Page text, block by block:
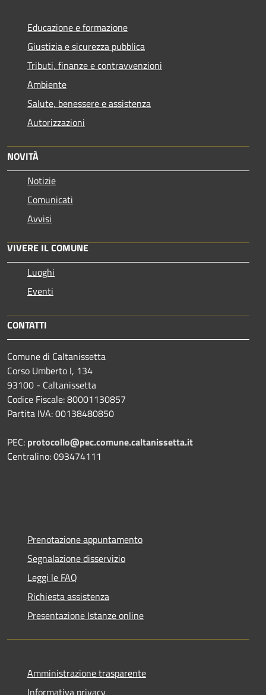
Educazione e formazione
Giustizia e sicurezza pubblica
Tributi, finanze e contravvenzioni
Ambiente
Salute, benessere e assistenza
Autorizzazioni
NOVITÀ
Notizie
Comunicati
Avvisi
VIVERE IL COMUNE
Luoghi
Eventi
CONTATTI
Comune di Caltanissetta
Corso Umberto I, 134
93100 - Caltanissetta
Codice Fiscale: 80001130857
Partita IVA: 00138480850
PEC: protocollo@pec.comune.caltanissetta.it
Centralino: 093474111
Prenotazione appuntamento
Segnalazione disservizio
Leggi le FAQ
Richiesta assistenza
Presentazione Istanze online
Amministrazione trasparente
Informativa privacy